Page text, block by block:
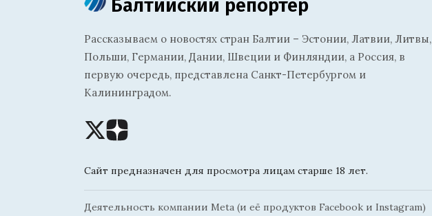
Балтийский репортёр
Рассказываем о новостях стран Балтии – Эстонии, Латвии, Литвы,
Польши, Германии, Дании, Швеции и Финляндии, а Россия, в
первую очередь, представлена Санкт-Петербургом и
Калининградом.
Сайт предназначен для просмотра лицам старше 18 лет.
Деятельность компании Meta (и её продуктов Facebook и Instagram)